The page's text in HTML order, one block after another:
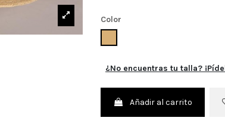
Color
¿No encuentras tu talla?
Añadir al carrito